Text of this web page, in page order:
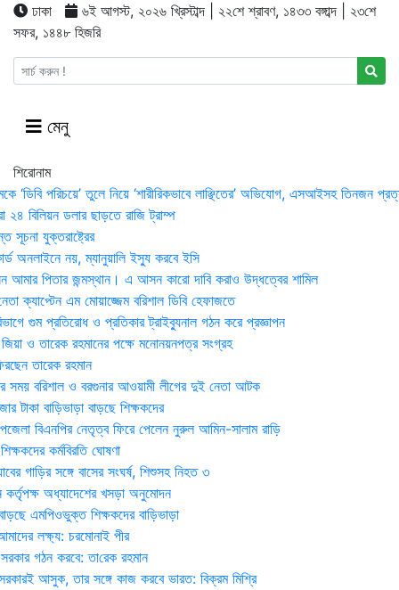
ঢাকা
৬ই আগস্ট, ২০২৬ খ্রিস্টাব্দ | ২২শে শ্রাবণ, ১৪৩৩ বঙ্গাব্দ | ২৩শে
সফর, ১৪৪৮ হিজরি
মেনু
শিরোনাম
‘ডিবি পরিচয়ে’ তুলে নিয়ে ‘শারীরিকভাবে লাঞ্ছিতের’ অভিযোগ, এসআইসহ তিনজন
২৪ বিলিয়ন ডলার ছাড়তে রাজি ট্রাম্প
সূচনা যুক্তরাষ্ট্রের
অনলাইনে নয়, ম্যানুয়ালি ইস্যু করবে ইসি
পিতার জন্মস্থান। এ আসন কারো দাবি করাও উদ্ধত্বের শামিল
ক্যাপ্টেন এম মোয়াজ্জেম বরিশাল ডিবি হেফাজতে
গুম প্রতিরোধ ও প্রতিকার ট্রাইব্যুনাল গঠন করে প্রজ্ঞাপন
ও তারেক রহমানের পক্ষে মনোনয়নপত্র সংগ্রহ
তারেক রহমান
সময় ব‌রিশাল ও বরগুনার আওয়ামী লীগের দুই নেতা আটক
টাকা বাড়িভাড়া বাড়ছে শিক্ষকদের
বিএনপির নেতৃত্ব ফিরে পেলেন নুরুল আমিন-সালাম রাড়ি
কর্মবিরতি ঘোষণা
গাড়ির সঙ্গে বাসের সংঘর্ষ, শিশুসহ নিহত ৩
কর্তৃপক্ষ অধ্যাদেশের খসড়া অনুমোদন
এমপিওভুক্ত শিক্ষকদের বাড়িভাড়া
লক্ষ্য: চরমোনাই পীর
গঠন করবে: তা‌রেক রহমান
আসুক, তার সঙ্গে কাজ করবে ভারত: বিক্রম মিশ্রি